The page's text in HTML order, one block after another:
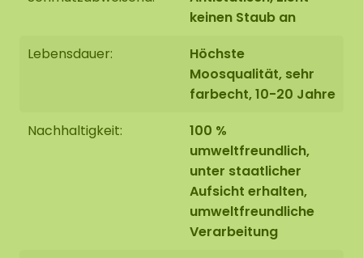
können wir optional eine Akustikplatte
(AkMOStico) in den Mooszirkel einbauen. Dies
bietet 15% mehr Schallabsorption!
Randbearbeitung des
Ausführung 1: Kante nicht bearbeitet.Die Stirnseite
der unteren Platte ist schwarz. Wir runden die
Kante des Mooskreises bis zurKante der unteren
keinen Staub an
Lebensdauer:
Höchste
Moosqualität, sehr
farbecht, 10-20 Jahre
Nachhaltigkeit:
100 %
umweltfreundlich,
unter staatlicher
Aufsicht erhalten,
umweltfreundliche
Verarbeitung